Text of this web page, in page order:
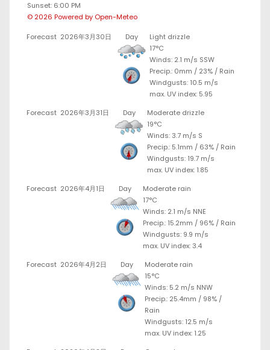
Sunset: 6:00 PM
© 2026 Powered by Open-Meteo
Forecast 2026年3月30日 Day
Light drizzle
17°C
Winds: 2.1 m/s SSW
Precip.: 0mm / 23% / Rain
Windgusts: 10.5 m/s
max. UV index: 5.95
Forecast 2026年3月31日 Day
Moderate drizzle
19°C
Winds: 3.7 m/s S
Precip.: 5.1mm / 63% / Rain
Windgusts: 19.7 m/s
max. UV index: 1.85
Forecast 2026年4月1日 Day
Moderate rain
17°C
Winds: 2.1 m/s NNE
Precip.: 15.2mm / 96% / Rain
Windgusts: 9.9 m/s
max. UV index: 3.4
Forecast 2026年4月2日 Day
Moderate rain
15°C
Winds: 5.2 m/s NNW
Precip.: 25.4mm / 98% /
Rain
Windgusts: 12.5 m/s
max. UV index: 1.25